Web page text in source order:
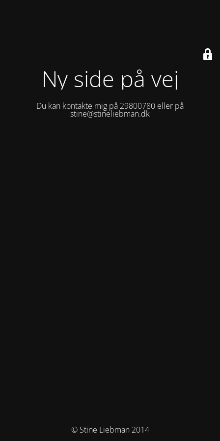
Ny side på vej
Du kan kontakte mig på 29800780 eller på
stine@stineliebman.dk
© Stine Liebman 2014